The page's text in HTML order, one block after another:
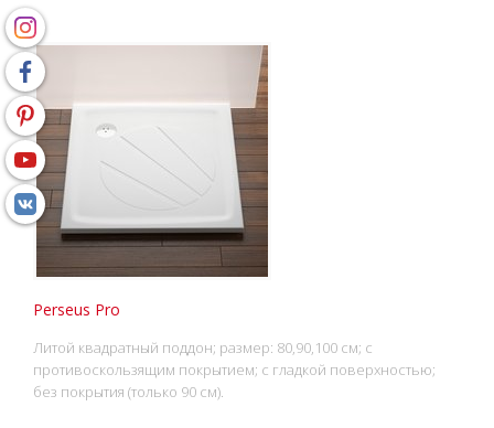
Perseus Pro
Литой квадратный поддон; размер: 80,90,100 см; с
противоскользящим покрытием; с гладкой поверхностью;
без покрытия (только 90 см).